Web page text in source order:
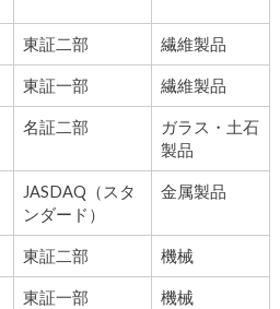
東証二部 繊維製品
東証一部 繊維製品
名証二部
ガラス・土石
製品
JASDAQ（スタ
ンダード）
金属製品
東証二部 機械
東証一部 機械